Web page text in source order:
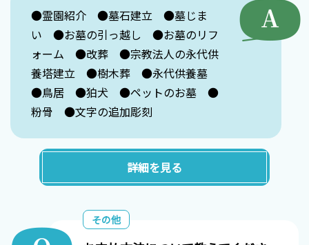
●霊園紹介 ●墓石建立 ●墓じま
い ●お墓の引っ越し ●お墓のリフ
ォーム ●改葬 ●宗教法人の永代供
養塔建立 ●樹木葬 ●永代供養墓
●鳥居 ●狛犬 ●ペットのお墓 ●
粉骨 ●文字の追加彫刻
詳細を見る
その他